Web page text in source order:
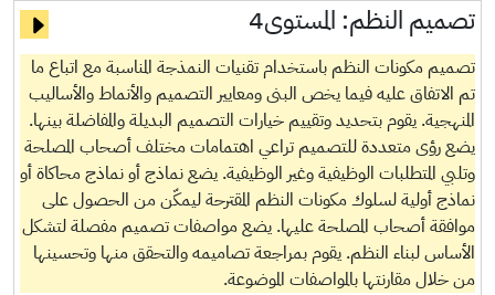
تصميم النظم: المستوى4
تصميم مكونات النظم باستخدام تقنيات النمذجة المناسبة مع اتباع ما
تم الاتفاق عليه فيما يخص البنى ومعايير التصميم والأنماط والأساليب
المنهجية. يقوم بتحديد وتقييم خيارات التصميم البديلة والمفاضلة بينها.
يضع رؤى متعددة للتصميم تراعي اهتمامات مختلف أصحاب المصلحة
وتلبي المتطلبات الوظيفية وغير الوظيفية. يضع نماذج أو نماذج محاكاة أو
نماذج أولية لسلوك مكونات النظم المقترحة ليمكّن من الحصول على
موافقة أصحاب المصلحة عليها. يضع مواصفات تصميم مفصلة لتشكل
الأساس لبناء النظم. يقوم بمراجعة تصاميمه والتحقق منها وتحسينها
من خلال مقارنتها بالمواصفات الموضوعة.